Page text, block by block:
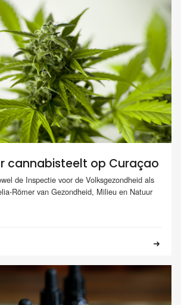
cannabisteelt op Curaçao
de Inspectie voor de Volksgezondheid als
Römer van Gezondheid, Milieu en Natuur